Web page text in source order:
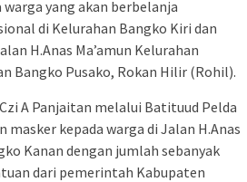
yang akan berbelanja
di Kelurahan Bangko Kiri dan
H.Anas Ma’amun Kelurahan
Bangko Pusako, Rokan Hilir (Rohil).
A Panjaitan melalui Batituud Pelda
masker kepada warga di Jalan H.Anas
Kanan dengan jumlah sebanyak
dari pemerintah Kabupaten